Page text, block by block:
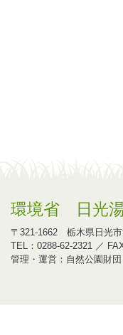
環境省 日光
〒321-1662 栃木県日光
TEL：0288-62-2321 ／
管理・運営：自然公園財